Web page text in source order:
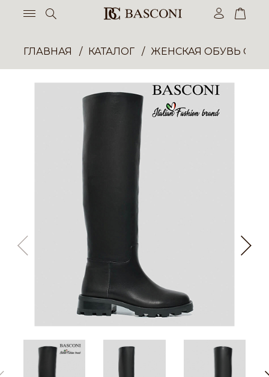
ГЛАВНАЯ КАТАЛОГ ЖЕНСКАЯ ОБУВЬ